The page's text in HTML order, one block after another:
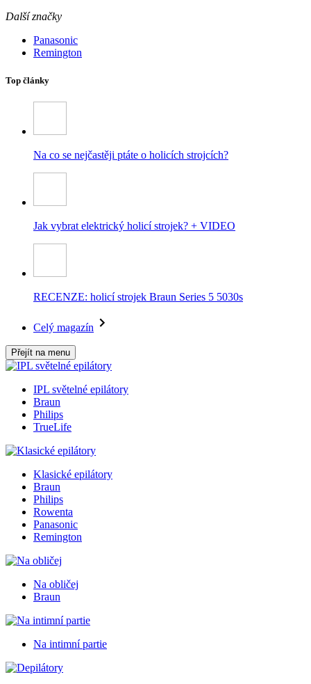
Další značky
Panasonic
Remington
Top články
Na co se nejčastěji ptáte o holicích strojcích?
Jak vybrat elektrický holicí strojek? + VIDEO
RECENZE: holicí strojek Braun Series 5 5030s
Celý magazín
Přejít na menu
IPL světelné epilátory
Braun
Philips
TrueLife
Klasické epilátory
Braun
Philips
Rowenta
Panasonic
Remington
Na obličej
Braun
Na intimní partie